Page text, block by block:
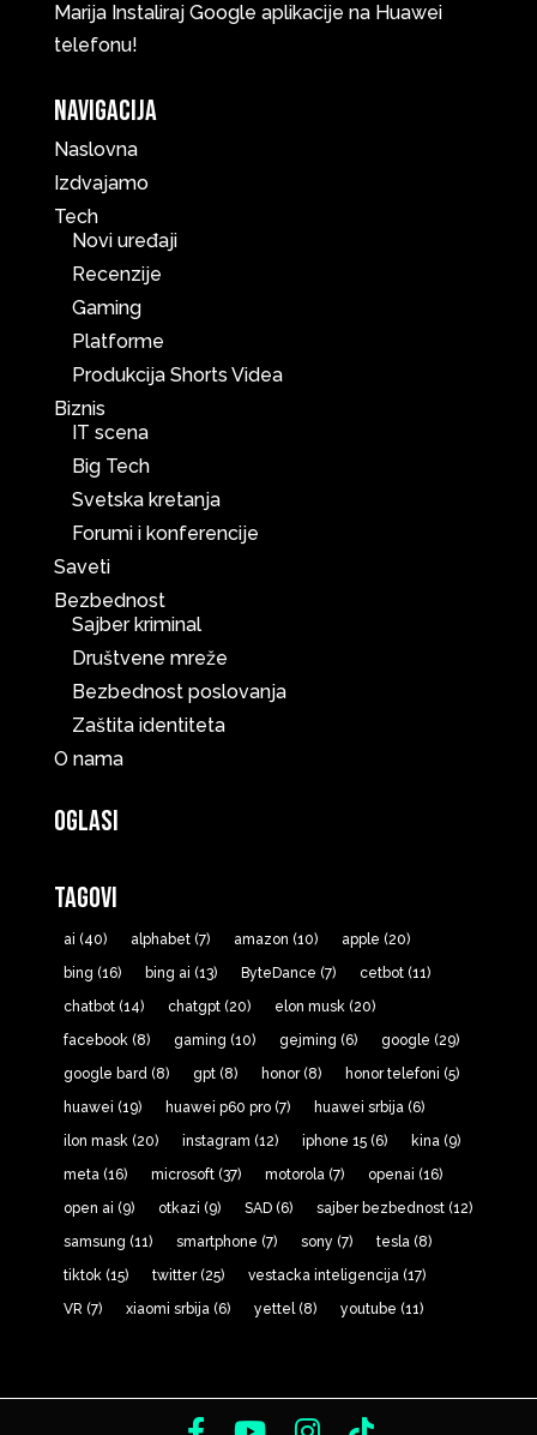
Marija Instaliraj Google aplikacije na Huawei
telefonu!
Navigacija
Naslovna
Izdvajamo
Tech
Novi uređaji
Recenzije
Gaming
Platforme
Produkcija Shorts Videa
Biznis
IT scena
Big Tech
Svetska kretanja
Forumi i konferencije
Saveti
Bezbednost
Sajber kriminal
Društvene mreže
Bezbednost poslovanja
Zaštita identiteta
O nama
Oglasi
Tagovi
ai (40) alphabet(7) amazon (10) apple (20)
bing (16) bing ai (13) ByteDance (7) cetbot(11)
chatbot(14) chatgpt(20) elon musk(20)
facebook(8) gaming (10) gejming (6) google (29)
google bard(8) gpt(8) honor(8) honor telefoni (5)
huawei (19) huawei p60 pro(7) huawei srbija(6)
ilon mask(20) instagram (12) iphone 15(6) kina(9)
meta(16) microsoft(37) motorola(7) openai (16)
open ai (9) otkazi (9) SAD(6) sajber bezbednost(12)
samsung (11) smartphone (7) sony (7) tesla(8)
tiktok(15) twitter(25) vestacka inteligencija(17)
VR (7) xiaomi srbija(6) yettel(8) youtube (11)